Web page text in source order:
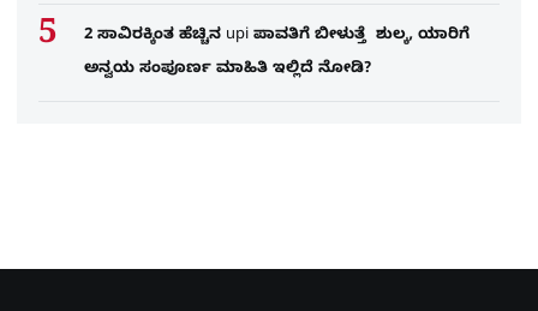
2 ಸಾವಿರಕ್ಕಿಂತ ಹೆಚ್ಚಿನ upi ಪಾವತಿಗೆ ಬೀಳುತ್ತೆ ಶುಲ್ಕ, ಯಾರಿಗೆ
ಅನ್ವಯ ಸಂಪೂರ್ಣ ಮಾಹಿತಿ ಇಲ್ಲಿದೆ ನೋಡಿ?